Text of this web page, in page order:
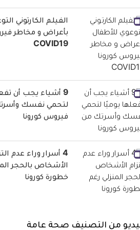
الفيلم الكارتوني
بأعراض و مخاطر
COVID19
9 أشياء يجب أن
لتحمي نفسك
فيروس كورونا
4 أسرار وراء عدم
الأشخاص بالحجر
خطورة كورونا
من التصنيف صحة عامة